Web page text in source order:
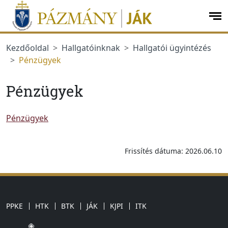
Ugrás a menüre
Ugrás a tartalomra
Kezdőoldal
Hallgatóinknak
Hallgatói ügyintézés
Pénzügyek
Pénzügyek
Pénzügyek
Frissítés dátuma: 2026.06.10
PPKE HTK BTK JÁK KJPI ITK